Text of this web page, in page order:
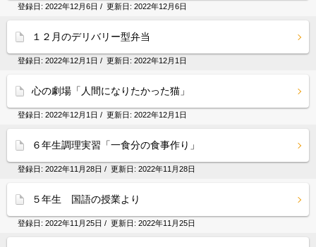
登録日: 2022年12月6日 / 更新日: 2022年12月6日
１２月のデリバリー型弁当
登録日: 2022年12月1日 / 更新日: 2022年12月1日
心の劇場「人間になりたかった猫」
登録日: 2022年12月1日 / 更新日: 2022年12月1日
６年生調理実習「一食分の食事作り」
登録日: 2022年11月28日 / 更新日: 2022年11月28日
５年生 国語の授業より
登録日: 2022年11月25日 / 更新日: 2022年11月25日